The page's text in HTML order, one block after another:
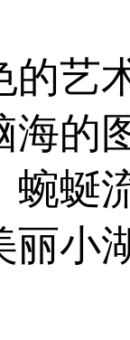
的艺
海的
蜿蜒
丽